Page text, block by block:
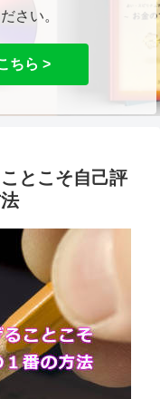
さい。
ちら >
とこそ自己評